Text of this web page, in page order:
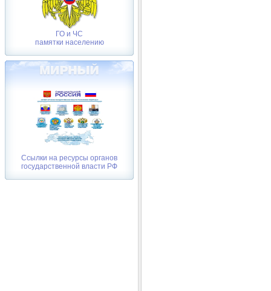
ГО и ЧС
памятки населению
Ссылки на ресурсы органов
государственной власти РФ